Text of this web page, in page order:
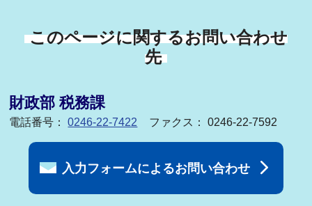
このページに関するお問い合わせ
先
財政部 税務課
電話番号：0246-22-7422 ファクス： 0246-22-7592
入力フォームによるお問い合わせ